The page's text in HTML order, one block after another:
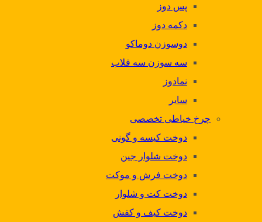
پس دوز
دکمه دوز
دوسوزن دوماکو
سه سوزن سه قلاب
نمادوز
سایر
چرخ خیاطی تخصصی
دوخت کیسه و گونی
دوخت شلوار جین
دوخت فرش و موکت
دوخت کت و شلوار
دوخت کیف و کفش